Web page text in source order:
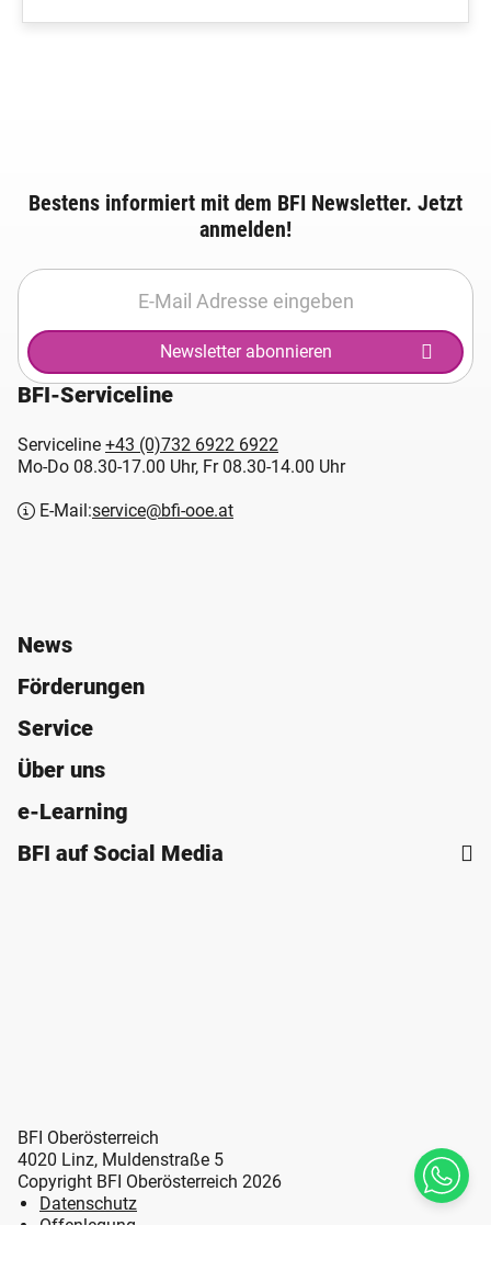
Bestens informiert mit dem BFI Newsletter. Jetzt
anmelden!
Newsletter abonnieren
BFI-Serviceline
Serviceline +43 (0)732 6922 6922
Mo-Do 08.30-17.00 Uhr, Fr 08.30-14.00 Uhr
E-Mail:service@bfi-ooe.at
News
Förderungen
Service
Über uns
e-Learning
BFI auf Social Media
BFI Oberösterreich
4020 Linz, Muldenstraße 5
Copyright BFI Oberösterreich 2026
Datenschutz
Offenlegung